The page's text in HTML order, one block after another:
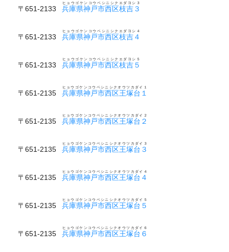
〒651-2133 兵庫県神戸市西区枝吉３
ヒョウゴケンコウベシニシクエダヨシ３
〒651-2133 兵庫県神戸市西区枝吉４
ヒョウゴケンコウベシニシクエダヨシ４
〒651-2133 兵庫県神戸市西区枝吉５
ヒョウゴケンコウベシニシクエダヨシ５
〒651-2135 兵庫県神戸市西区王塚台１
ヒョウゴケンコウベシニシクオウツカダイ１
〒651-2135 兵庫県神戸市西区王塚台２
ヒョウゴケンコウベシニシクオウツカダイ２
〒651-2135 兵庫県神戸市西区王塚台３
ヒョウゴケンコウベシニシクオウツカダイ３
〒651-2135 兵庫県神戸市西区王塚台４
ヒョウゴケンコウベシニシクオウツカダイ４
〒651-2135 兵庫県神戸市西区王塚台５
ヒョウゴケンコウベシニシクオウツカダイ５
〒651-2135 兵庫県神戸市西区王塚台６
ヒョウゴケンコウベシニシクオウツカダイ６